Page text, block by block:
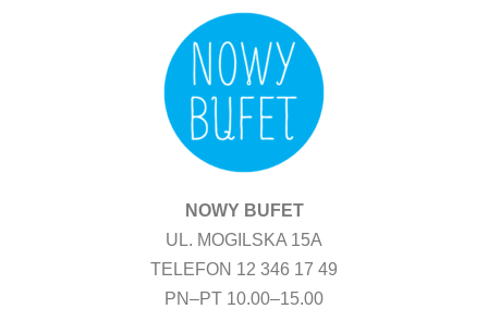
NOWY BUFET
UL. MOGILSKA 15A
TELEFON 12 346 17 49
PN–PT 10.00–15.00